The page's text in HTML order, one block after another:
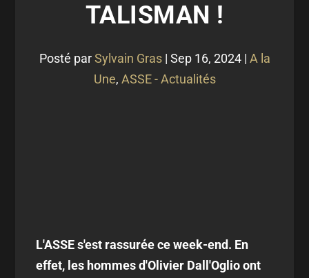
TALISMAN !
Posté parSylvain Gras| Sep 16, 2024| A la
Une, ASSE - Actualités
L'ASSE s'est rassurée ce week-end. En
effet, les hommes d'Olivier Dall'Oglio ont